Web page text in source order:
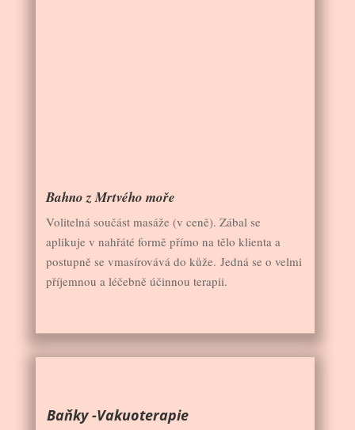
Bahno z Mrtvého moře
Volitelná součást masáže (v ceně). Zábal se
aplikuje v nahřáté formě přímo na tělo klienta a
postupně se vmasírovává do kůže. Jedná se o velmi
příjemnou a léčebně účinnou terapii.
Baňky -Vakuoterapie